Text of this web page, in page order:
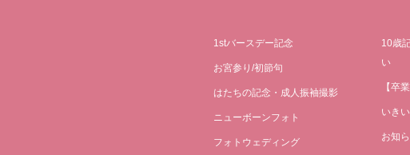
1stバースデー記念
お宮参り/初節句
はたちの記念・成人振袖撮影
ニューボーンフォト
フォトウェディング
10歳
い
【卒
いき
お知